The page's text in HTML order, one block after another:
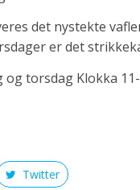
det nystekte
er det
og torsdag Klokka
Twitter